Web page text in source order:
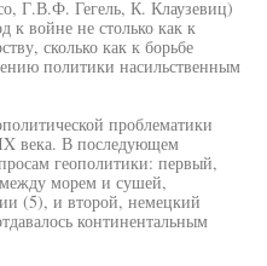
Г.В.Ф. Гегель, К. Клаузевиц)
к войне не столько как к
сколько как к борьбе
политики насильственным
проблематики
века. В последующем
геополитики: первый,
морем и сушей,
(5), и второй, немецкий
континентальным